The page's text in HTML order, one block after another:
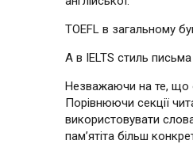
TOEFL в загальному
А в IELTS стиль письма
Незважаючи на те, що
Порівнюючи секції
використовувати
пам’ятіта більш